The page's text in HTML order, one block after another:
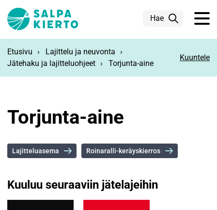
Hae
Etusivu
Lajittelu ja neuvonta
Jätehaku ja lajitteluohjeet
Torjunta-aine
Kuuntele
Torjunta-aine
Lajitteluasema Roinaralli-keräyskierros
Kuuluu seuraaviin jätelajeihin